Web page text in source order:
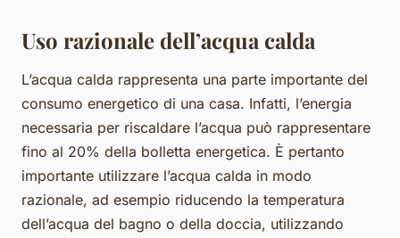
Uso razionale dell’acqua calda
L’acqua calda rappresenta una parte importante del
consumo energetico di una casa. Infatti, l’energia
necessaria per riscaldare l’acqua può rappresentare
fino al 20% della bolletta energetica. È pertanto
importante utilizzare l’acqua calda in modo
razionale, ad esempio riducendo la temperatura
dell’acqua del bagno o della doccia, utilizzando